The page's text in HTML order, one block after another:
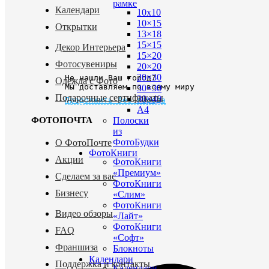
Не нашли Ваш город?
Мы доставляем по всему миру
Продолжить без города
рамке
10х10
10×15
13×18
15×15
15×20
20×20
20×30
30×30
30×40
A4
Полоски
из
ФотоБудки
ФотоКниги
ФотоКниги
«Премиум»
ФотоКниги
«Слим»
ФотоКниги
«Лайт»
ФотоКниги
«Софт»
Блокноты
Календари
Календари
Открытки
Декор Интерьера
Фотосувениры
Одежда с Фото
Подарочные сертификаты
ФОТОПОЧТА
О ФотоПочте
Акции
Сделаем за вас
Бизнесу
Видео обзоры
FAQ
Франшиза
Поддержка и контакты